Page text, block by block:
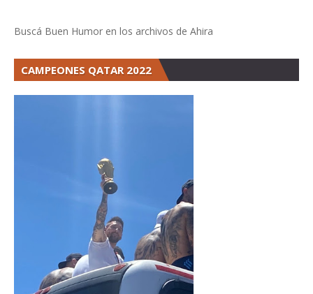
Buscá Buen Humor en los archivos de Ahira
CAMPEONES QATAR 2022